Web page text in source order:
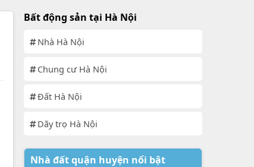
Bất động sản tại Hà Nội
Nhà Hà Nội
Chung cư Hà Nội
Đất Hà Nội
Dãy trọ Hà Nội
Nhà đất quận huyện nổi bật